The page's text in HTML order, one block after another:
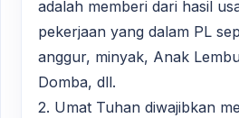
adalah memberi dari hasil
pekerjaan yang dalam PL
anggur, minyak, Anak
Domba, dll.
2. Umat Tuhan diwajibkan